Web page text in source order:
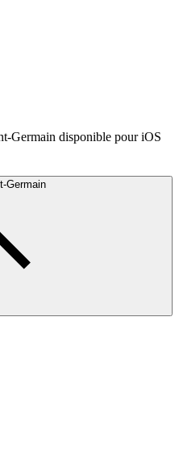
Germain disponible pour iOS
Germain